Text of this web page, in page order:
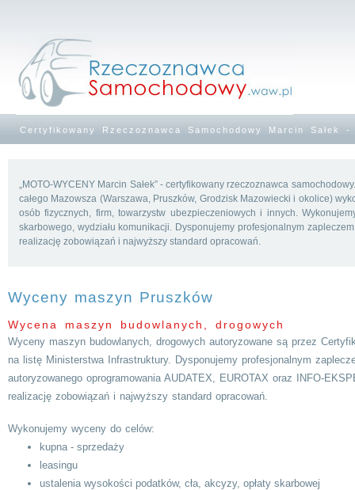
Certyfikowany Rzeczoznawca Samochodowy Marcin
„MOTO-WYCENY Marcin Sałek” - certyfikowany rzeczoznawca
całego Mazowsza (Warszawa, Pruszków, Grodzisk Mazowiecki i okolice)
osób fizycznych, firm, towarzystw ubezpieczeniowych i innych.
skarbowego, wydziału komunikacji. Dysponujemy profesjonalnym
realizację zobowiązań i najwyższy standard opracowań.
Wyceny maszyn Pruszków
Wycena maszyn budowlanych, drogowych
Wyceny maszyn budowlanych, drogowych autoryzowane są przez
na listę Ministerstwa Infrastruktury. Dysponujemy profesjonalnym
autoryzowanego oprogramowania AUDATEX, EUROTAX oraz INFO-
realizację zobowiązań i najwyższy standard opracowań.
Wykonujemy wyceny do celów:
kupna - sprzedaży
leasingu
ustalenia wysokości podatków, cła, akcyzy, opłaty skarbowej